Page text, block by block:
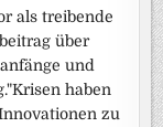
als treibende
über
und
haben
zu